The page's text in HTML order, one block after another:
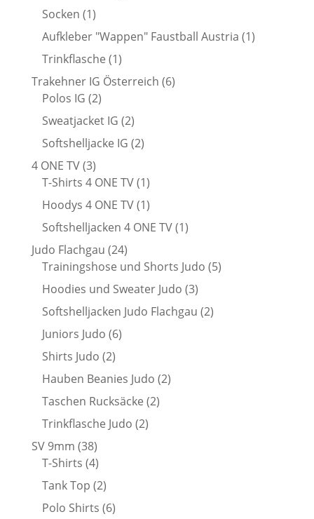
Socken 11
Produkt
Aufkleber "Wappen" Faustball Austria 11
Trinkflasche 11
Produkt
Trakehner IG Österreich 66
Polos IG 22
Produkte
Sweatjacket IG 22
Produkte
Softshelljacke IG 22
4 ONE TV 33
Produkte
T-Shirts 4 ONE TV 11
Produkt
Hoodys 4 ONE TV 11
Produkt
Softshelljacken 4 ONE TV 11
Judo Flachgau 2424
Produkte
Trainingshose und Shorts Judo 55
Hoodies und Sweater Judo 33
Produkte
Softshelljacken Judo Flachgau 22
Juniors Judo 66
Shirts Judo 22
Produkte
Hauben Beanies Judo 22
Taschen Rucksäcke 22
Trinkflasche Judo 22
SV 9mm 3838
Produkte
T-Shirts 44
Produkte
Tank Top 22
Produkte
Polo Shirts 66